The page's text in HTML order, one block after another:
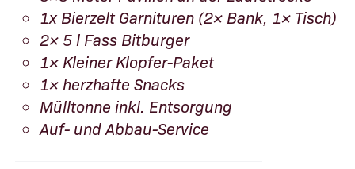
1x Bierzelt Garnituren (2× Bank, 1× Tisch)
2× 5 l Fass Bitburger
1× Kleiner Klopfer-Paket
1× herzhafte Snacks
Mülltonne inkl. Entsorgung
Auf- und Abbau-Service